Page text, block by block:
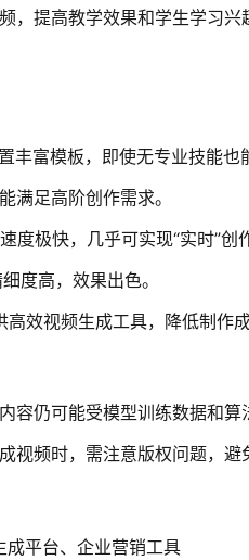
，提高教学效果和学生学习兴
丰富模板，即使无专业技能也
满足高阶创作需求。
度极快，几乎可实现“实时”创
度高，效果出色。
效视频生成工具，降低制作成
容仍可能受模型训练数据和算
视频时，需注意版权问题，避
成平台、企业营销工具